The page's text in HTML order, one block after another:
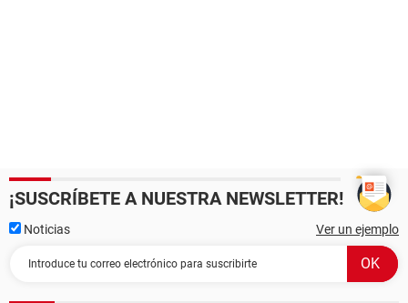
¡SUSCRÍBETE A NUESTRA NEWSLETTER!
Noticias Ver un ejemplo